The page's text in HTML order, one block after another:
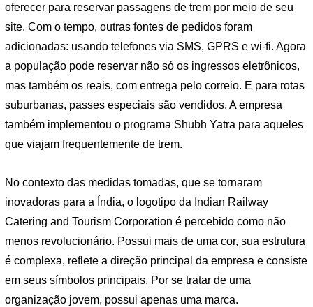
oferecer para reservar passagens de trem por meio de seu
site. Com o tempo, outras fontes de pedidos foram
adicionadas: usando telefones via SMS, GPRS e wi-fi. Agora
a população pode reservar não só os ingressos eletrônicos,
mas também os reais, com entrega pelo correio. E para rotas
suburbanas, passes especiais são vendidos. A empresa
também implementou o programa Shubh Yatra para aqueles
que viajam frequentemente de trem.
No contexto das medidas tomadas, que se tornaram
inovadoras para a Índia, o logotipo da Indian Railway
Catering and Tourism Corporation é percebido como não
menos revolucionário. Possui mais de uma cor, sua estrutura
é complexa, reflete a direção principal da empresa e consiste
em seus símbolos principais. Por se tratar de uma
organização jovem, possui apenas uma marca.